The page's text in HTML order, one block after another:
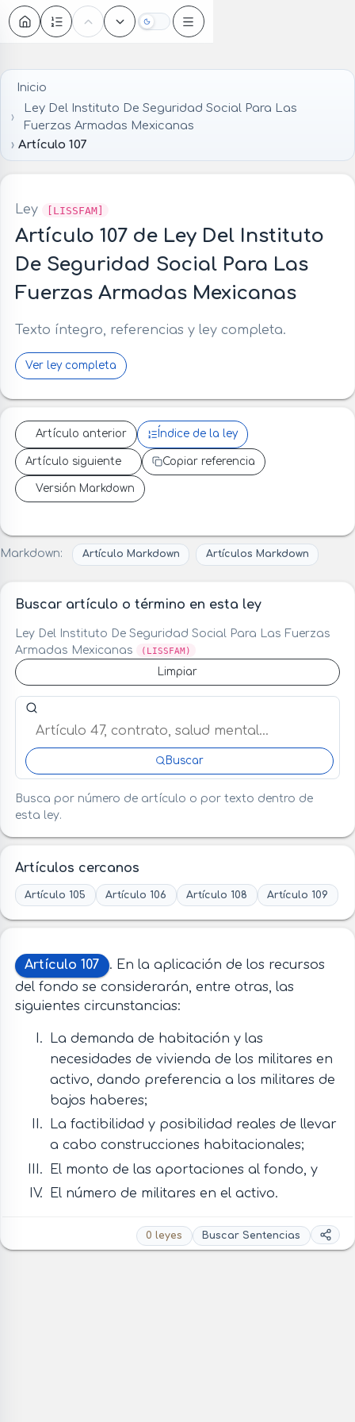
Oscuro
Inicio
Ley Del Instituto De Seguridad Social Para Las
Fuerzas Armadas Mexicanas
Artículo 107
Ley [LISSFAM]
Artículo 107 de Ley Del Instituto
De Seguridad Social Para Las
Fuerzas Armadas Mexicanas
Texto íntegro, referencias y ley completa.
Ver ley completa
Artículo anterior Índice de la ley
Artículo siguiente Copiar referencia
Versión Markdown
Markdown: Artículo Markdown Artículos Markdown
Buscar artículo o término en esta ley
Ley Del Instituto De Seguridad Social Para Las Fuerzas
Armadas Mexicanas
(LISSFAM)
Limpiar
Buscar artículo o término en esta ley
Buscar
Busca por número de artículo o por texto dentro de
esta ley.
Artículos cercanos
Artículo 105 Artículo 106 Artículo 108 Artículo 109
Artículo 107
. En la aplicación de los recursos
del fondo se considerarán, entre otras, las
siguientes circunstancias:
La demanda de habitación y las
necesidades de vivienda de los militares en
activo, dando preferencia a los militares de
bajos haberes;
La factibilidad y posibilidad reales de llevar
a cabo construcciones habitacionales;
El monto de las aportaciones al fondo, y
El número de militares en el activo.
0 leyes Buscar Sentencias